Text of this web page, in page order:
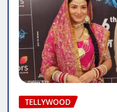
TELLYWOOD